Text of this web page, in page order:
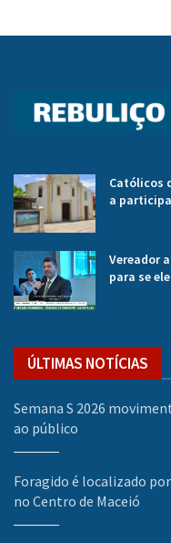
Católicos
a
Vereador
para se
ÚLTIMAS NOTÍCIAS
Semana S 2026
ao público
Foragido é localizado
no Centro de Maceió